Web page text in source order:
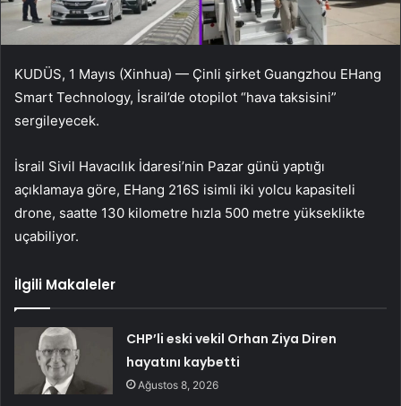
KUDÜS, 1 Mayıs (Xinhua) — Çinli şirket Guangzhou EHang
Smart Technology, İsrail’de otopilot “hava taksisini”
sergileyecek.
İsrail Sivil Havacılık İdaresi’nin Pazar günü yaptığı
açıklamaya göre, EHang 216S isimli iki yolcu kapasiteli
drone, saatte 130 kilometre hızla 500 metre yükseklikte
uçabiliyor.
İlgili Makaleler
CHP’li eski vekil Orhan Ziya Diren
hayatını kaybetti
Ağustos 8, 2026